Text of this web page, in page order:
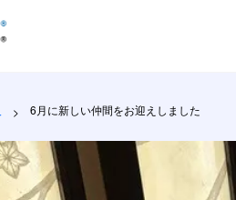
6月に新しい仲間をお迎えしました